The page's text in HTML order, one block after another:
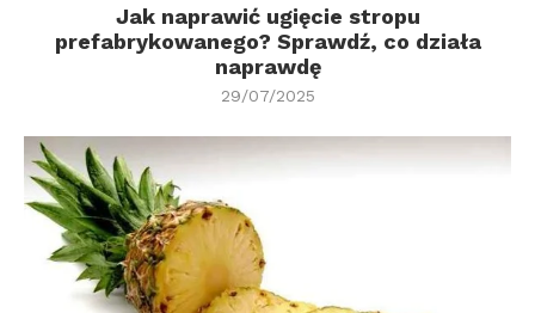
Jak naprawić ugięcie stropu
prefabrykowanego? Sprawdź, co działa
naprawdę
29/07/2025